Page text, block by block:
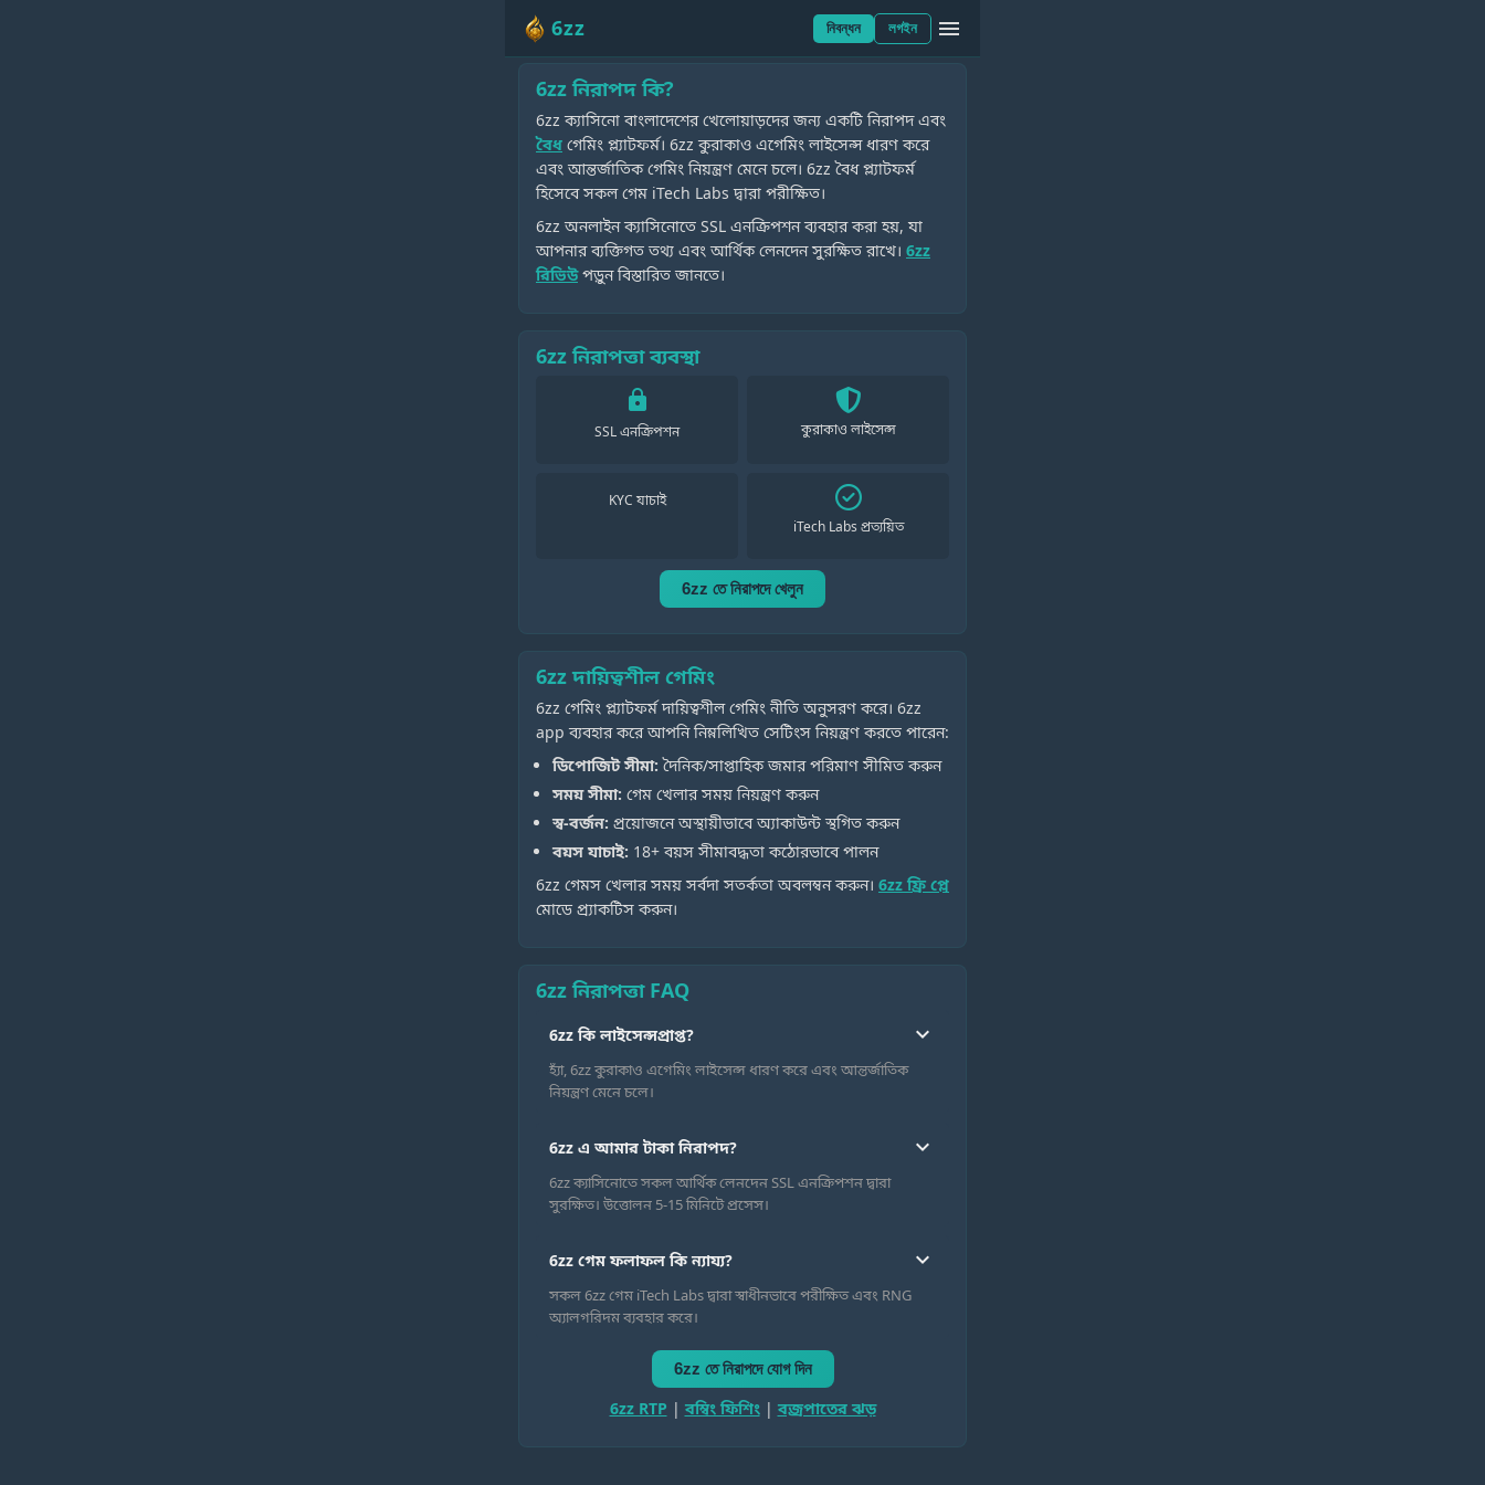
6zz নিবন্ধন লগইন menu
verified_user6zz নিরাপত্তা এবং লাইসেন্স
6zz নিরাপদ কি?
6zz ক্যাসিনো বাংলাদেশের খেলোয়াড়দের জন্য একটি নিরাপদ এবং
বৈধ গেমিং প্ল্যাটফর্ম। 6zz কুরাকাও এগেমিং লাইসেন্স ধারণ করে
এবং আন্তর্জাতিক গেমিং নিয়ন্ত্রণ মেনে চলে। 6zz বৈধ প্ল্যাটফর্ম
হিসেবে সকল গেম iTech Labs দ্বারা পরীক্ষিত।
6zz অনলাইন ক্যাসিনোতে SSL এনক্রিপশন ব্যবহার করা হয়, যা
আপনার ব্যক্তিগত তথ্য এবং আর্থিক লেনদেন সুরক্ষিত রাখে। 6zz
রিভিউপড়ুন বিস্তারিত জানতে।
6zz নিরাপত্তা ব্যবস্থা
lock
SSL এনক্রিপশন কুরাকাও লাইসেন্স
KYC যাচাই
iTech Labs প্রত্যয়িত
6zz তে নিরাপদে খেলুন
6zz দায়িত্বশীল গেমিং
6zz গেমিং প্ল্যাটফর্ম দায়িত্বশীল গেমিং নীতি অনুসরণ করে। 6zz
app ব্যবহার করে আপনি নিম্নলিখিত সেটিংস নিয়ন্ত্রণ করতে পারেন:
ডিপোজিট সীমা: দৈনিক/সাপ্তাহিক জমার পরিমাণ সীমিত করুন
সময় সীমা: গেম খেলার সময় নিয়ন্ত্রণ করুন
স্ব-বর্জন: প্রয়োজনে অস্থায়ীভাবে অ্যাকাউন্ট স্থগিত করুন
বয়স যাচাই: 18+ বয়স সীমাবদ্ধতা কঠোরভাবে পালন
6zz গেমস খেলার সময় সর্বদা সতর্কতা অবলম্বন করুন। 6zz ফ্রি প্লে
মোডে প্র্যাকটিস করুন।
6zz নিরাপত্তা FAQ
6zz কি লাইসেন্সপ্রাপ্ত? expand_more
হ্যাঁ, 6zz কুরাকাও এগেমিং লাইসেন্স ধারণ করে এবং আন্তর্জাতিক
নিয়ন্ত্রণ মেনে চলে।
6zz এ আমার টাকা নিরাপদ? expand_more
6zz ক্যাসিনোতে সকল আর্থিক লেনদেন SSL এনক্রিপশন দ্বারা
সুরক্ষিত। উত্তোলন 5-15 মিনিটে প্রসেস।
6zz গেম ফলাফল কি ন্যায্য? expand_more
সকল 6zz গেম iTech Labs দ্বারা স্বাধীনভাবে পরীক্ষিত এবং RNG
অ্যালগরিদম ব্যবহার করে।
6zz তে নিরাপদে যোগ দিন
6zz RTP | বম্বিং ফিশিং| বজ্রপাতের ঝড়